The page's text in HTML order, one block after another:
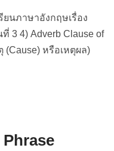
ยนภาษาอังกฤษเรื่อง
3 4) Adverb Clause of
(Cause) หรือเหตุผล)